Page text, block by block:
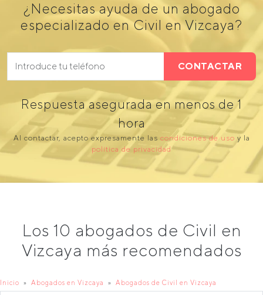
¿Necesitas ayuda de un abogado
especializado en Civil en Vizcaya?
CONTACTAR
Respuesta asegurada en menos de 1
hora
Al contactar, acepto expresamente las condiciones de uso y la
política de privacidad
Los 10 abogados de Civil en
Vizcaya más recomendados
Inicio Abogados en Vizcaya Abogados de Civil en Vizcaya